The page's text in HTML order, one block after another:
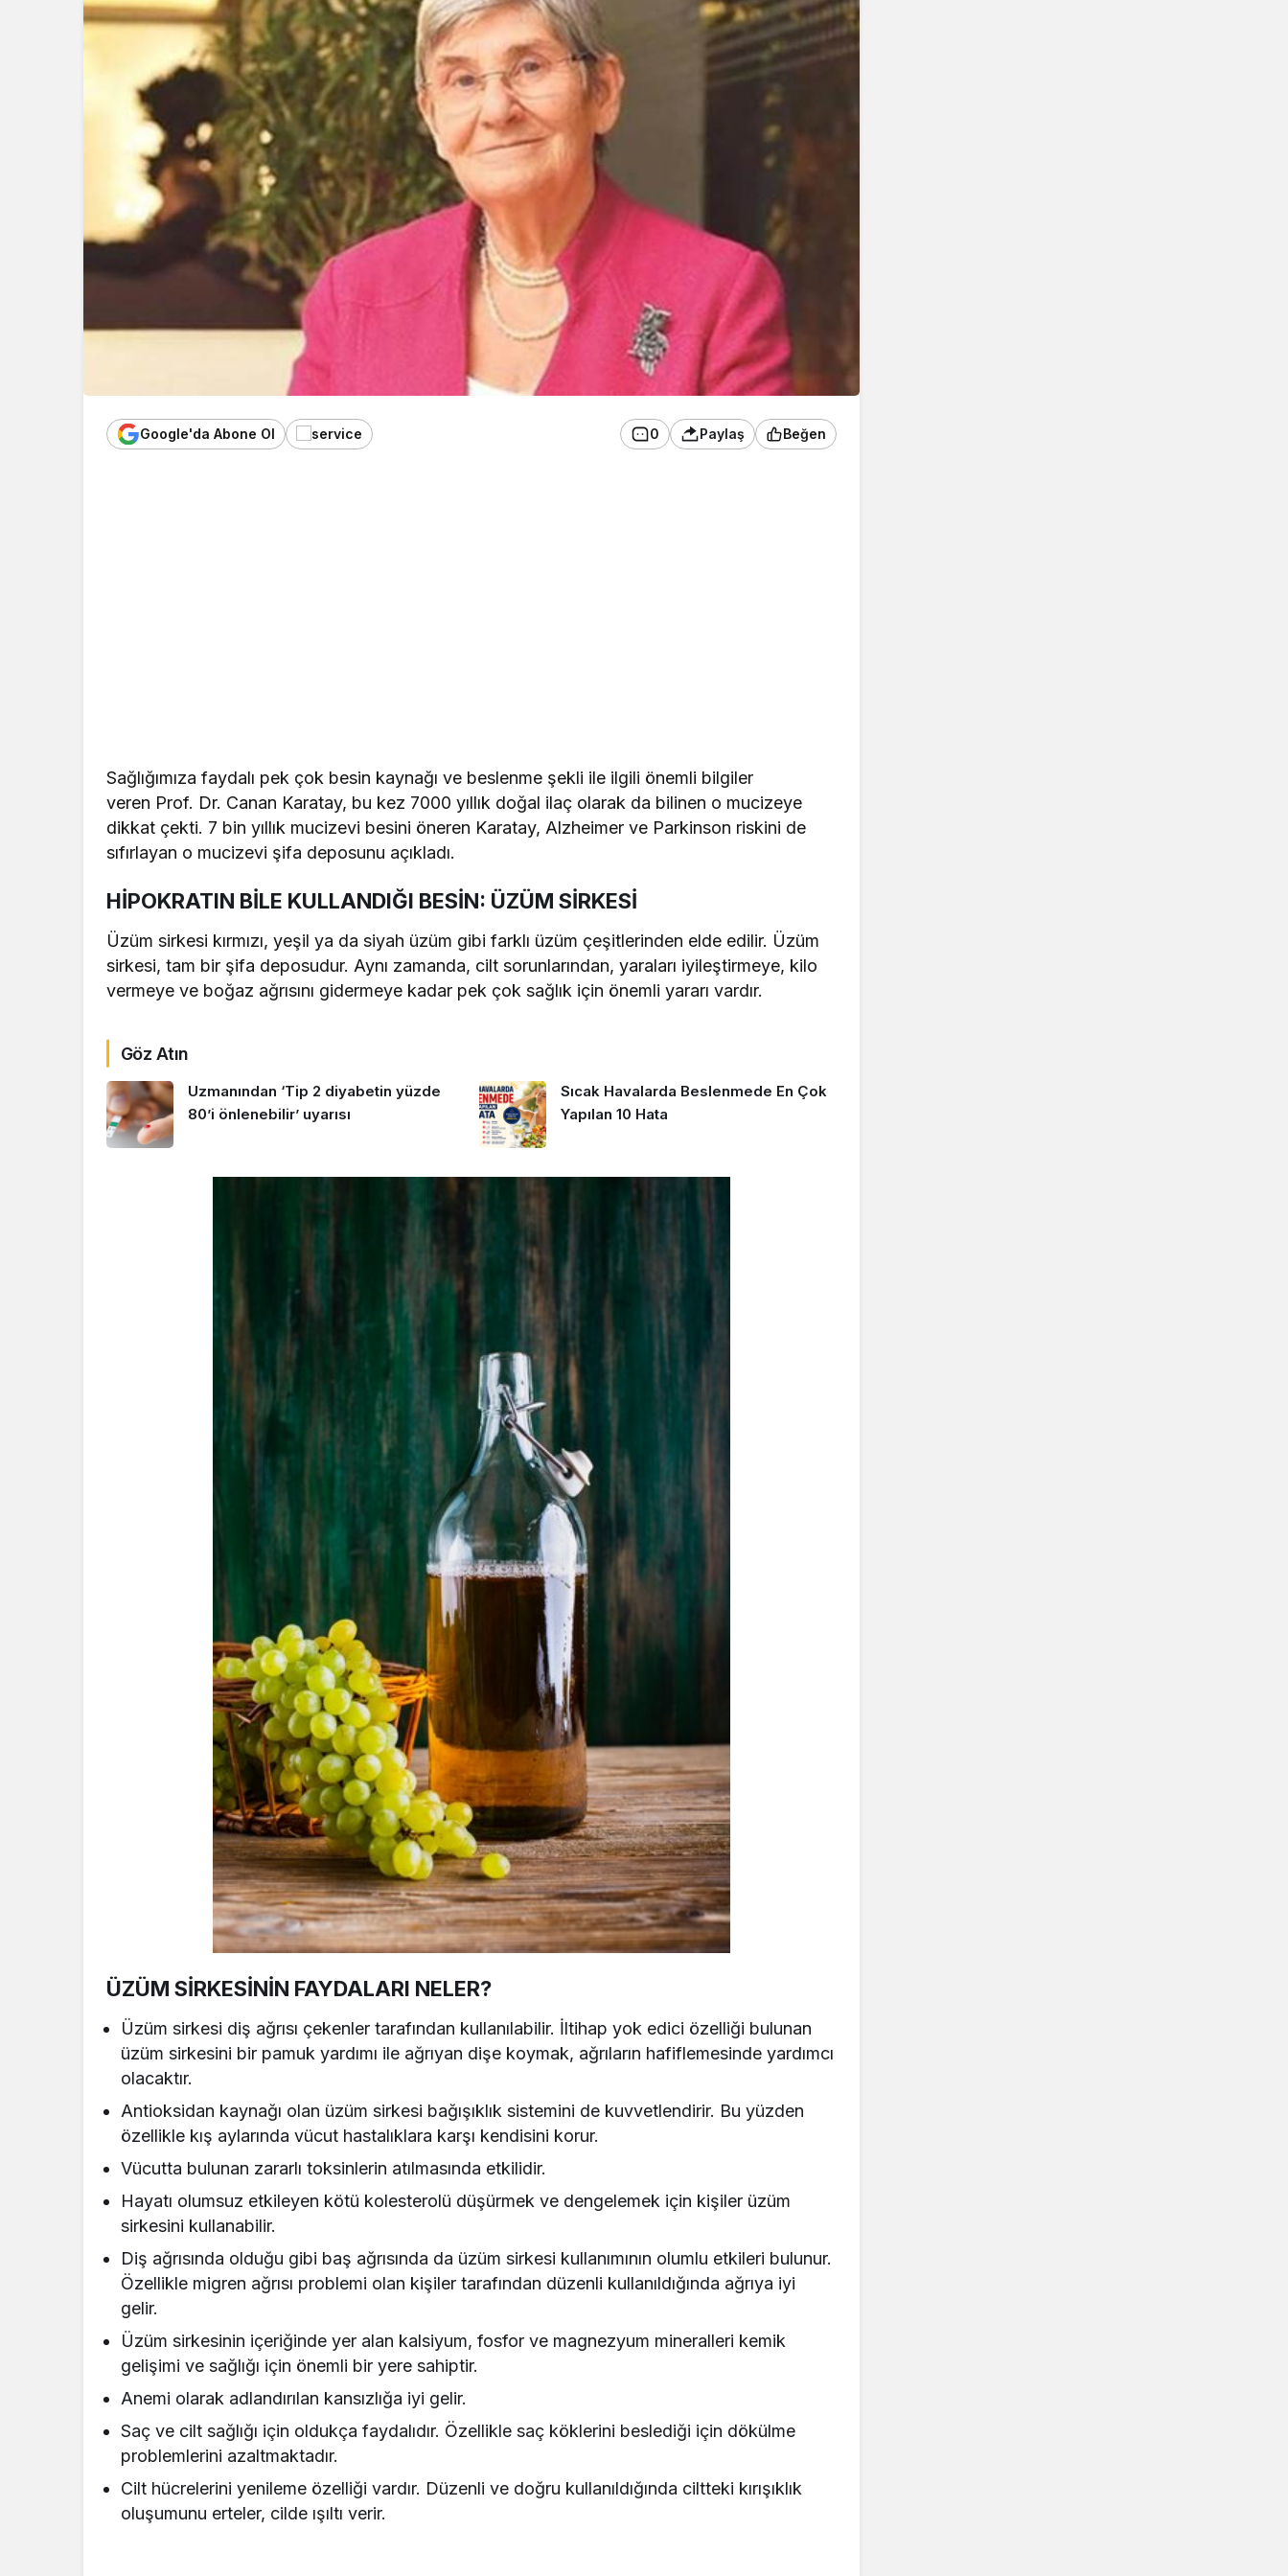
Google'da Abone Ol 0 Paylaş Beğen
Sağlığımıza faydalı pek çok besin kaynağı ve beslenme şekli ile ilgili önemli bilgiler
veren Prof. Dr. Canan Karatay, bu kez 7000 yıllık doğal ilaç olarak da bilinen o mucizeye
dikkat çekti. 7 bin yıllık mucizevi besini öneren Karatay, Alzheimer ve Parkinson riskini de
sıfırlayan o mucizevi şifa deposunu açıkladı.
HİPOKRATIN BİLE KULLANDIĞI BESİN: ÜZÜM SİRKESİ
Üzüm sirkesi kırmızı, yeşil ya da siyah üzüm gibi farklı üzüm çeşitlerinden elde edilir. Üzüm
sirkesi, tam bir şifa deposudur. Aynı zamanda, cilt sorunlarından, yaraları iyileştirmeye, kilo
vermeye ve boğaz ağrısını gidermeye kadar pek çok sağlık için önemli yararı vardır.
Göz Atın
Uzmanından ‘Tip 2 diyabetin yüzde
80’i önlenebilir’ uyarısı
Sıcak Havalarda Beslenmede En Çok
Yapılan 10 Hata
ÜZÜM SİRKESİNİN FAYDALARI NELER?
Üzüm sirkesi diş ağrısı çekenler tarafından kullanılabilir. İltihap yok edici özelliği bulunan
üzüm sirkesini bir pamuk yardımı ile ağrıyan dişe koymak, ağrıların hafiflemesinde yardımcı
olacaktır.
Antioksidan kaynağı olan üzüm sirkesi bağışıklık sistemini de kuvvetlendirir. Bu yüzden
özellikle kış aylarında vücut hastalıklara karşı kendisini korur.
Vücutta bulunan zararlı toksinlerin atılmasında etkilidir.
Hayatı olumsuz etkileyen kötü kolesterolü düşürmek ve dengelemek için kişiler üzüm
sirkesini kullanabilir.
Diş ağrısında olduğu gibi baş ağrısında da üzüm sirkesi kullanımının olumlu etkileri bulunur.
Özellikle migren ağrısı problemi olan kişiler tarafından düzenli kullanıldığında ağrıya iyi
gelir.
Üzüm sirkesinin içeriğinde yer alan kalsiyum, fosfor ve magnezyum mineralleri kemik
gelişimi ve sağlığı için önemli bir yere sahiptir.
Anemi olarak adlandırılan kansızlığa iyi gelir.
Saç ve cilt sağlığı için oldukça faydalıdır. Özellikle saç köklerini beslediği için dökülme
problemlerini azaltmaktadır.
Cilt hücrelerini yenileme özelliği vardır. Düzenli ve doğru kullanıldığında ciltteki kırışıklık
oluşumunu erteler, cilde ışıltı verir.